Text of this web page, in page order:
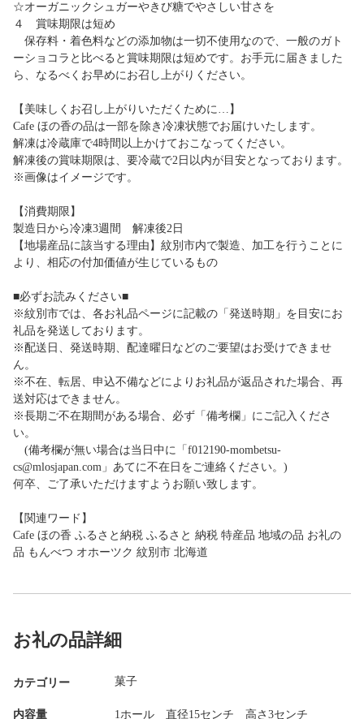
☆オーガニックシュガーやきび糖でやさしい甘さを
４ 賞味期限は短め
保存料・着色料などの添加物は一切不使用なので、一般のガト
ーショコラと比べると賞味期限は短めです。お手元に届きました
ら、なるべくお早めにお召し上がりください。
【美味しくお召し上がりいただくために…】
Cafe ほの香の品は一部を除き冷凍状態でお届けいたします。
解凍は冷蔵庫で4時間以上かけておこなってください。
解凍後の賞味期限は、要冷蔵で2日以内が目安となっております。
※画像はイメージです。
【消費期限】
製造日から冷凍3週間 解凍後2日
【地場産品に該当する理由】紋別市内で製造、加工を行うことに
より、相応の付加価値が生じているもの
■必ずお読みください■
※紋別市では、各お礼品ページに記載の「発送時期」を目安にお
礼品を発送しております。
※配送日、発送時期、配達曜日などのご要望はお受けできませ
ん。
※不在、転居、申込不備などによりお礼品が返品された場合、再
送対応はできません。
※長期ご不在期間がある場合、必ず「備考欄」にご記入くださ
い。
(備考欄が無い場合は当日中に「f012190-mombetsu-
cs@mlosjapan.com」あてに不在日をご連絡ください。)
何卒、ご了承いただけますようお願い致します。
【関連ワード】
Cafe ほの香 ふるさと納税 ふるさと 納税 特産品 地域の品 お礼の
品 もんべつ オホーツク 紋別市 北海道
お礼の品詳細
カテゴリー 菓子
内容量 1ホール 直径15センチ 高さ3センチ